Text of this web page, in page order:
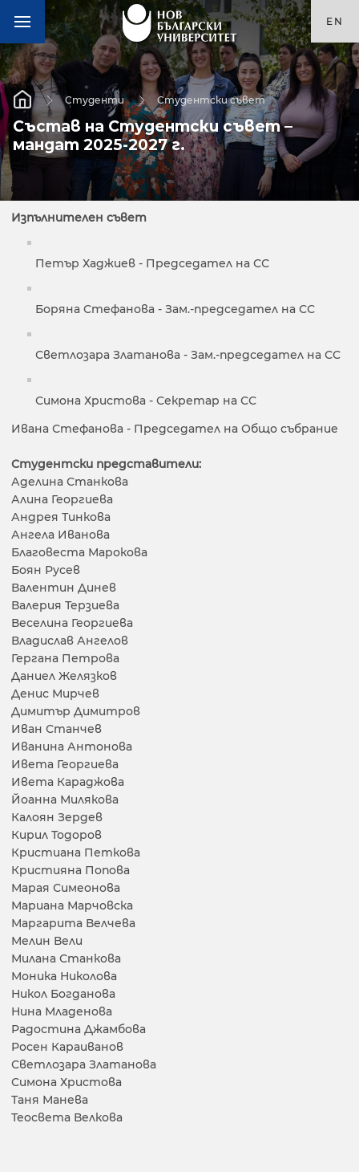
EN
Студенти Студентски съвет
Състав на Студентски съвет –
мандат 2025-2027 г.
Изпълнителен съвет
Петър Хаджиев - Председател на СС
Боряна Стефанова - Зам.-председател на СС
Светлозара Златанова - Зам.-председател на СС
Симона Христова - Секретар на СС
Ивана Стефанова - Председател на Общо събрание
Студентски представители:
Аделина Станкова
Алина Георгиева
Андрея Тинкова
Ангела Иванова
Благовеста Марокова
Боян Русев
Валентин Динев
Валерия Терзиева
Веселина Георгиева
Владислав Ангелов
Гергана Петрова
Даниел Желязков
Денис Мирчев
Димитър Димитров
Иван Станчев
Иванина Антонова
Ивета Георгиева
Ивета Караджова
Йоанна Милякова
Калоян Зердев
Кирил Тодоров
Кристиана Петкова
Кристияна Попова
Марая Симеонова
Мариана Марчовска
Маргарита Велчева
Мелин Вели
Милана Станкова
Моника Николова
Никол Богданова
Нина Младенова
Радостина Джамбова
Росен Караиванов
Светлозара Златанова
Симона Христова
Таня Манева
Теосвета Велкова